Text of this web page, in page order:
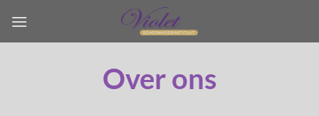
naar
inhoud
Over ons